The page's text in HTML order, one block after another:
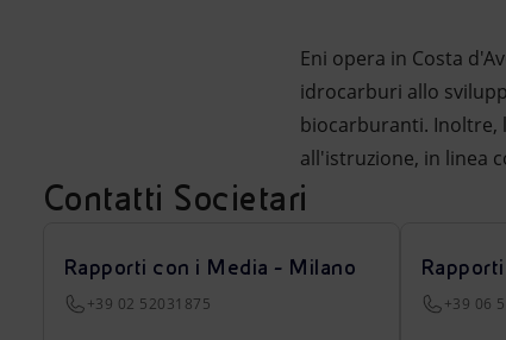
Eni opera in Costa
idrocarburi allo
biocarburanti. Inoltre,
all'istruzione, in linea
Contatti Societari
Rapporti con i Media - Milano
+39 02 52031875 +39 06